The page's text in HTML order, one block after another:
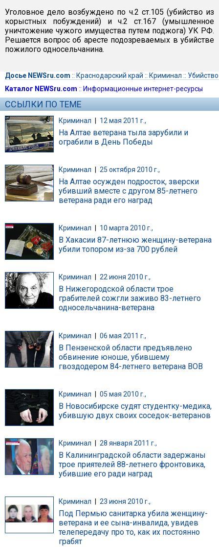
Уголовное дело возбуждено по ч.2 ст.105 (убийство из
корыстных побуждений) и ч.2 ст.167 (умышленное
уничтожение чужого имущества путем поджога) УК РФ.
Решается вопрос об аресте подозреваемых в убийстве
пожилого односельчанина.
Досье NEWSru.com :: Краснодарский край :: Криминал :: Убийство
Каталог NEWSru.com :: Информационные интернет-ресурсы
ССЫЛКИ ПО ТЕМЕ
Криминал | 12 мая 2011 г.,
На Алтае ветерана тыла зарубили и
ограбили в День Победы
Криминал 25 октября 2010 г.,
На Алтае осужден подросток, зверски
убивший вместе с другом 85-летнего
ветерана ради его наград
Криминал 10 марта 2010 г.,
В Хакасии 87-летнюю женщину-ветерана
убили топором из-за 700 рублей
Криминал 22 июня 2010 г.,
В Нижегородской области трое
грабителей сожгли заживо 83-летнего
односельчанина-ветерана
Криминал | 06 мая 2011 г.,
В Пензенской области предъявлено
обвинение юноше, убившему
гвоздодером 84-летнего ветерана ВОВ
Криминал 05 мая 2010 г.,
В Новосибирске судят студентку-медика,
убившую двух своих соседок-ветеранов
Криминал 28 января 2011 г.,
В Калининградской области задержаны
трое приятелей 88-летнего фронтовика,
убившие его ради наград
Криминал 23 июня 2010 г.,
Под Пермью санитарка убила женщину-
ветерана и ее сына-инвалида, увидев
телепередачу про то, как их постоянно
грабят